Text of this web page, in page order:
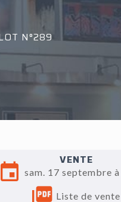
N°289
VENTE
sam. 17 septembre
Liste de vente